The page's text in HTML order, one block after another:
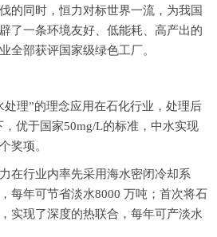
的同时，恒力对标世界一流，为我国
了一条环境友好、低能耗、高产出的
全部获评国家级绿色工厂。
处理”的理念应用在石化行业，处理后
，优于国家50mg/L的标准，中水实现
奖项。
在行业内率先采用海水密闭冷却系
每年可节省淡水8000 万吨；首次将石
实现了深度的热联合，每年可产淡水